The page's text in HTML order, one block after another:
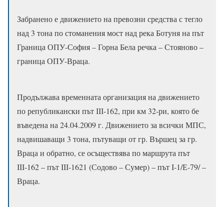
Забранено е движението на превозни средства с тегло
над 3 тона по стоманения мост над река Ботуня на път
Граница ОПУ-София – Горна Бела речка – Стояново –
граница ОПУ-Враца.
Продължава временната организация на движението
по републикански път ІІІ-162, при км 32-ри, която бе
въведена на 24.04.2009 г. Движението за всички МПС,
надвишаващи 3 тона, пътуващи от гр. Вършец за гр.
Враца и обратно, се осъществява по маршрута път
ІІІ-162 – път ІІІ-1621 (Содово – Сумер) – път І-1/Е-79/ –
Враца.